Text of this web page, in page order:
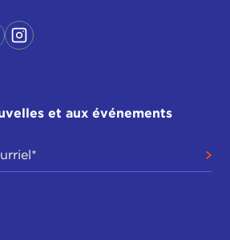
et aux événements